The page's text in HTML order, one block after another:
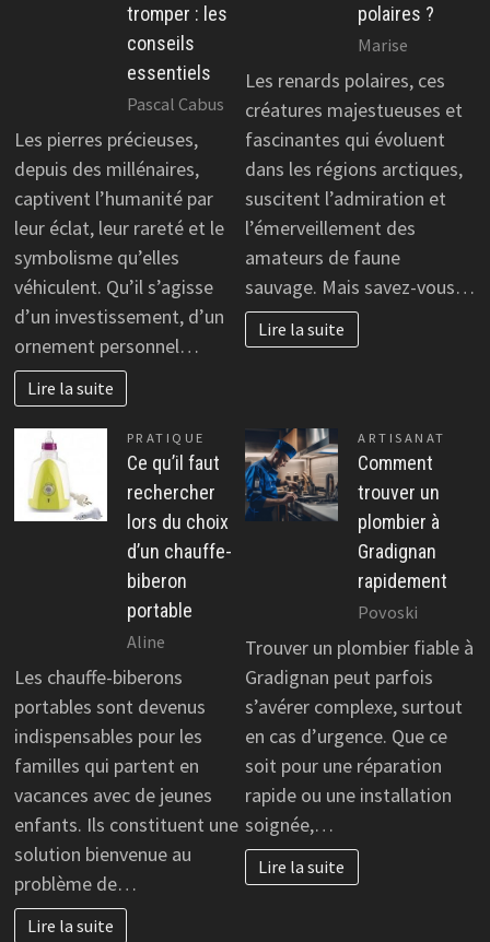
tromper : les
conseils
essentiels
Pascal Cabus
Les pierres précieuses,
depuis des millénaires,
captivent l’humanité par
leur éclat, leur rareté et le
symbolisme qu’elles
véhiculent. Qu’il s’agisse
d’un investissement, d’un
ornement personnel…
Lire la suite
polaires ?
Marise
Les renards polaires, ces
créatures majestueuses et
fascinantes qui évoluent
dans les régions arctiques,
suscitent l’admiration et
l’émerveillement des
amateurs de faune
sauvage. Mais savez-vous…
Lire la suite
PRATIQUE
Ce qu’il faut
rechercher
lors du choix
d’un chauffe-
biberon
portable
Aline
Les chauffe-biberons
portables sont devenus
indispensables pour les
familles qui partent en
vacances avec de jeunes
enfants. Ils constituent une
solution bienvenue au
problème de…
Lire la suite
ARTISANAT
Comment
trouver un
plombier à
Gradignan
rapidement
Povoski
Trouver un plombier fiable à
Gradignan peut parfois
s’avérer complexe, surtout
en cas d’urgence. Que ce
soit pour une réparation
rapide ou une installation
soignée,…
Lire la suite